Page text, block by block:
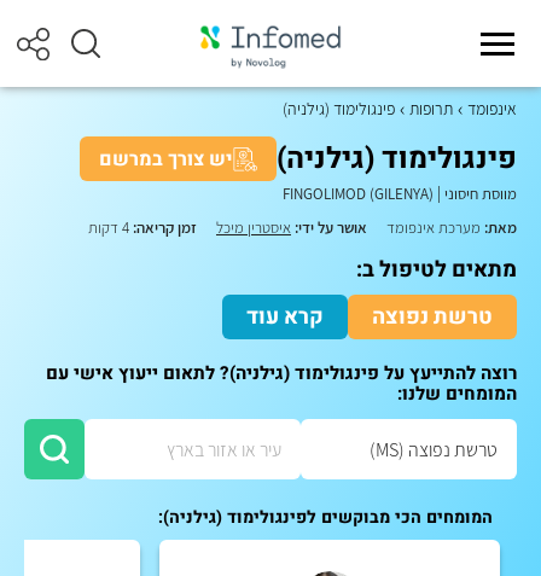
אינפומד תרופות פינגולימוד (גילניה)
פינגולימוד (גילניה) יש צורך במרשם
מווסת חיסוני
FINGOLIMOD (GILENYA)
מאת: מערכת אינפומד אושר על ידי: איסטרין מיכל זמן קריאה:
מתאים לטיפול ב:
טרשת נפוצה
קרא עוד
רוצה להתייעץ על פינגולימוד (גילניה)? לתאום ייעוץ אישי עם
המומחים שלנו:
המומחים הכי מבוקשים לפינגולימוד (גילניה):